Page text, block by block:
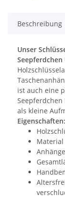
Beschreibung
Unser
Seepferdchen
ist auch eine
Seepferdchen
als kleine
Eigenschaften:
Material